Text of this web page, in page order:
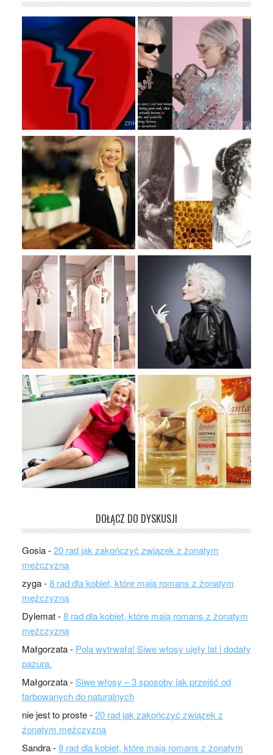
DOŁĄCZ DO DYSKUSJI
Gosia-20 rad jak zakończyć związek z żonatym
mężczyzną
zyga-8 rad dla kobiet, które mają romans z żonatym
mężczyzną
Dylemat-8 rad dla kobiet, które mają romans z żonatym
mężczyzną
Małgorzata- Pola wytrwała! Siwe włosy ujęły lat i dodały
pazura.
Małgorzata-Siwe włosy – 3 sposoby jak przejść od
farbowanych do naturalnych
nie jest to proste-20 rad jak zakończyć związek z
żonatym mężczyzną
Sandra-8 rad dla kobiet, które mają romans z żonatym